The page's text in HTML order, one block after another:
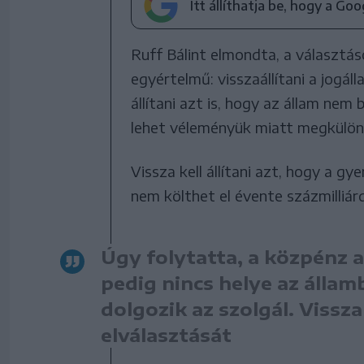
Itt állíthatja be, hogy a
Ruff Bálint elmondta, a
egyértelmű: visszaállítani a
állítani azt is, hogy az állam nem
lehet véleményük miatt
Vissza kell állítani azt, hogy a
nem költhet el évente
Úgy folytatta, a közpénz
pedig nincs helye az
dolgozik az szolgál.
elválasztását